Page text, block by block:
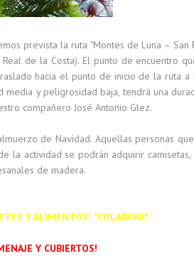
prevista la ruta "Montes de Luna – San
de la Costa). El punto de encuentro
hacia el punto de inicio de la ruta
y peligrosidad baja, tendrá una
compañero José Antonio Glez.
de Navidad. Aquellas personas
la actividad se podrán adquirir
de madera.
Y ALIMENTOS! *COLABORA*
Y CUBIERTOS!